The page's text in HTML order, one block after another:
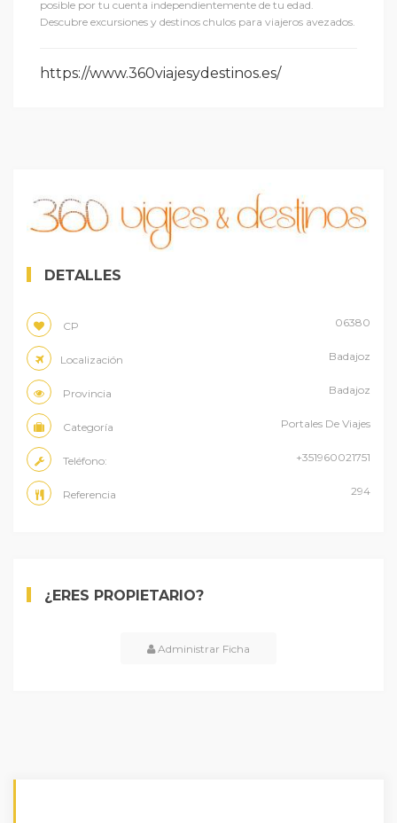
posible por tu cuenta independientemente de tu edad.
Descubre excursiones y destinos chulos para viajeros avezados.
https://www.360viajesydestinos.es/
DETALLES
CP 06380
Localización Badajoz
Provincia Badajoz
Categoría Portales De Viajes
Teléfono: +351960021751
Referencia 294
¿ERES PROPIETARIO?
Administrar Ficha